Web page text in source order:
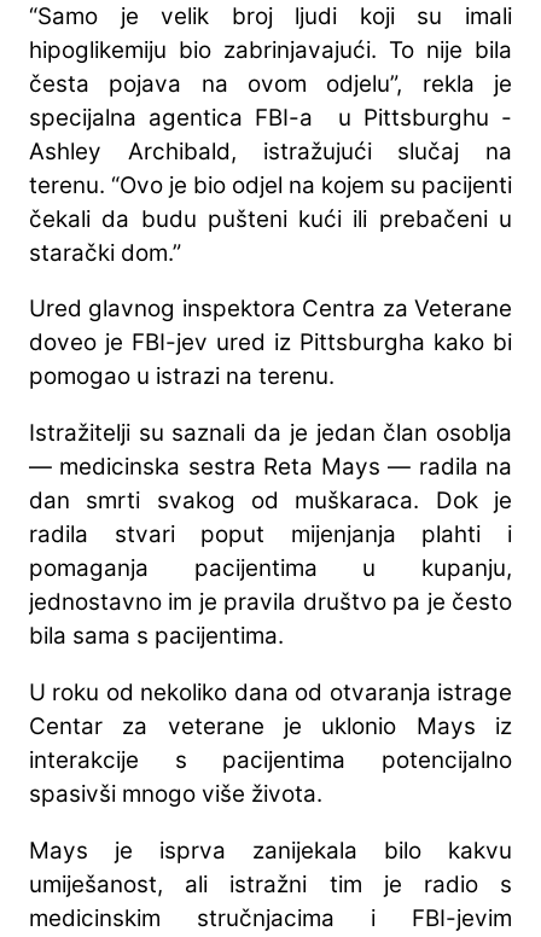
“Samo je velik broj ljudi koji su imali
hipoglikemiju bio zabrinjavajući. To nije bila
česta pojava na ovom odjelu”, rekla je
specijalna agentica FBI-a u Pittsburghu -
Ashley Archibald, istražujući slučaj na
terenu. “Ovo je bio odjel na kojem su pacijenti
čekali da budu pušteni kući ili prebačeni u
starački dom.”
Ured glavnog inspektora Centra za Veterane
doveo je FBI-jev ured iz Pittsburgha kako bi
pomogao u istrazi na terenu.
Istražitelji su saznali da je jedan član osoblja
— medicinska sestra Reta Mays — radila na
dan smrti svakog od muškaraca. Dok je
radila stvari poput mijenjanja plahti i
pomaganja pacijentima u kupanju,
jednostavno im je pravila društvo pa je često
bila sama s pacijentima.
U roku od nekoliko dana od otvaranja istrage
Centar za veterane je uklonio Mays iz
interakcije s pacijentima potencijalno
spasivši mnogo više života.
Mays je isprva zanijekala bilo kakvu
umiješanost, ali istražni tim je radio s
medicinskim stručnjacima i FBI-jevim